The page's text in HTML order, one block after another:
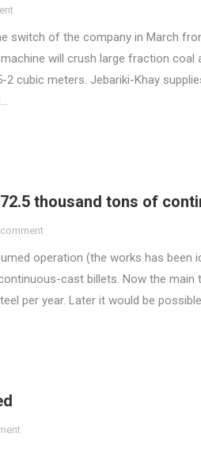
switch of the company in March
will crush large fraction coal
cubic meters. Jebariki-Khay
thousand tons of
operation (the works has been
cast billets. Now the main
per year. Later it would be